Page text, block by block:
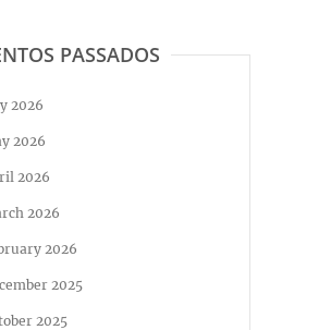
PASSADOS
2026
2026
2026
2026
2026
2025
2025